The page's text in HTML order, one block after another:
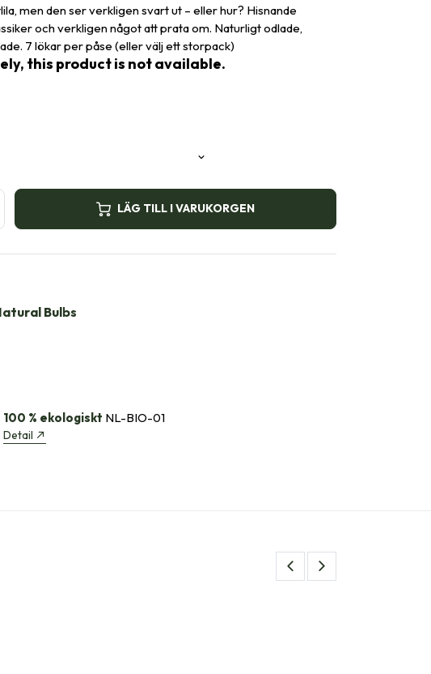
men den ser verkligen svart ut – eller hur? Hisnande
och verkligen något att prata om. Naturligt odlade,
7 lökar per påse (eller välj ett storpack)
this product is not available.
LÄG TILL I VARUKORGEN
Bulbs
100 % ekologiskt NL-BIO-01
Detail